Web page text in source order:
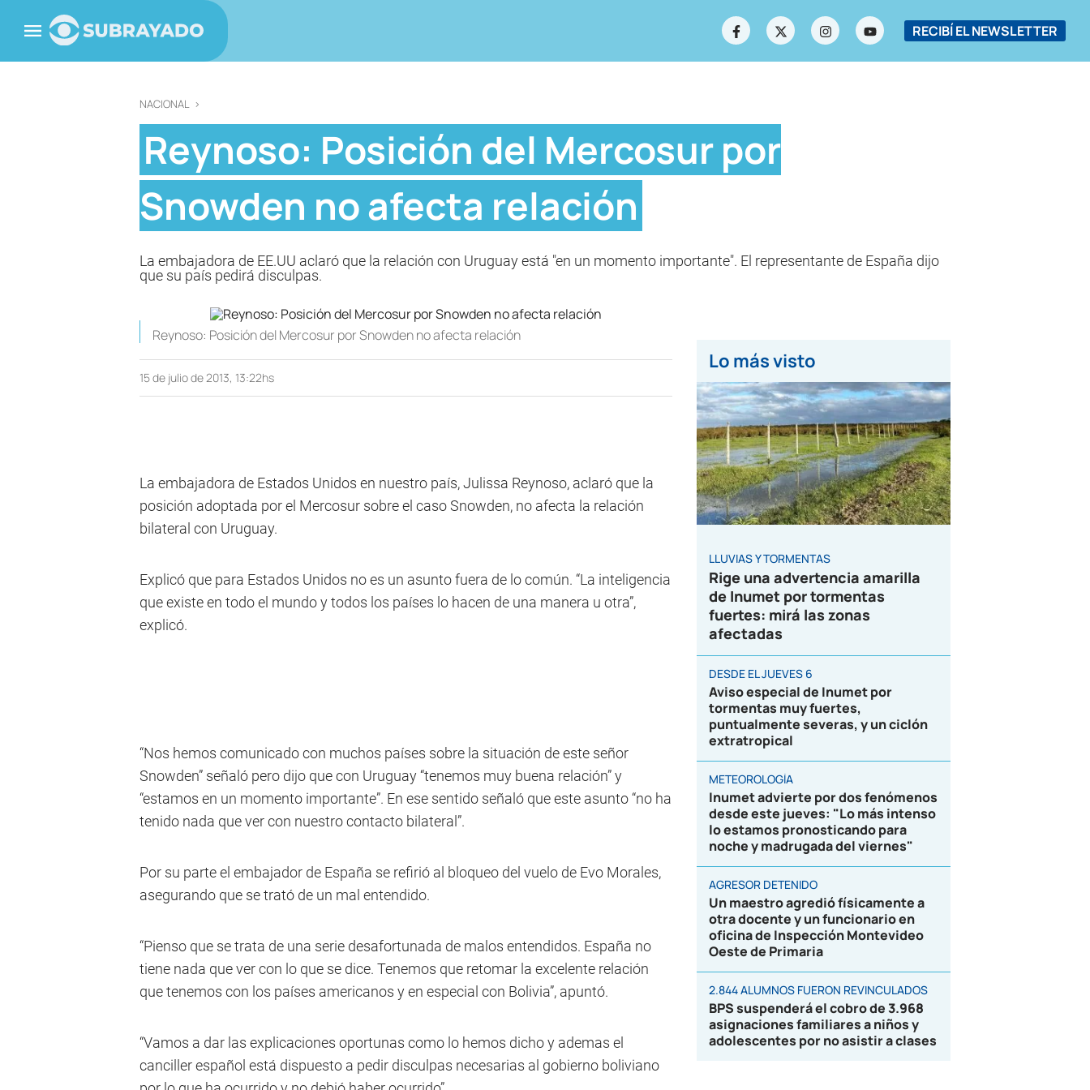
RECIBÍ EL NEWSLETTER
NACIONAL >
Reynoso: Posición del Mercosur por
Snowden no afecta relación
La embajadora de EE.UU aclaró que la relación con Uruguay está "en un momento importante". El representante de España dijo
que su país pedirá disculpas.
Reynoso: Posición del Mercosur por Snowden no afecta relación
15 de julio de 2013, 13:22hs
La embajadora de Estados Unidos en nuestro país, Julissa Reynoso, aclaró que la
posición adoptada por el Mercosur sobre el caso Snowden, no afecta la relación
bilateral con Uruguay.
Explicó que para Estados Unidos no es un asunto fuera de lo común. “La inteligencia
que existe en todo el mundo y todos los países lo hacen de una manera u otra”,
explicó.
“Nos hemos comunicado con muchos países sobre la situación de este señor
Snowden” señaló pero dijo que con Uruguay “tenemos muy buena relación” y
“estamos en un momento importante”. En ese sentido señaló que este asunto “no ha
tenido nada que ver con nuestro contacto bilateral”.
Por su parte el embajador de España se refirió al bloqueo del vuelo de Evo Morales,
asegurando que se trató de un mal entendido.
“Pienso que se trata de una serie desafortunada de malos entendidos. España no
tiene nada que ver con lo que se dice. Tenemos que retomar la excelente relación
que tenemos con los países americanos y en especial con Bolivia”, apuntó.
“Vamos a dar las explicaciones oportunas como lo hemos dicho y ademas el
canciller español está dispuesto a pedir disculpas necesarias al gobierno boliviano
Lo más visto
LLUVIAS Y TORMENTAS
Rige una advertencia amarilla
de Inumet por tormentas
fuertes: mirá las zonas
afectadas
DESDE EL JUEVES 6
Aviso especial de Inumet por
tormentas muy fuertes,
puntualmente severas, y un ciclón
extratropical
METEOROLOGÍA
Inumet advierte por dos fenómenos
desde este jueves: "Lo más intenso
lo estamos pronosticando para
noche y madrugada del viernes"
AGRESOR DETENIDO
Un maestro agredió físicamente a
otra docente y un funcionario en
oficina de Inspección Montevideo
Oeste de Primaria
2.844 ALUMNOS FUERON REVINCULADOS
BPS suspenderá el cobro de 3.968
asignaciones familiares a niños y
adolescentes por no asistir a clases